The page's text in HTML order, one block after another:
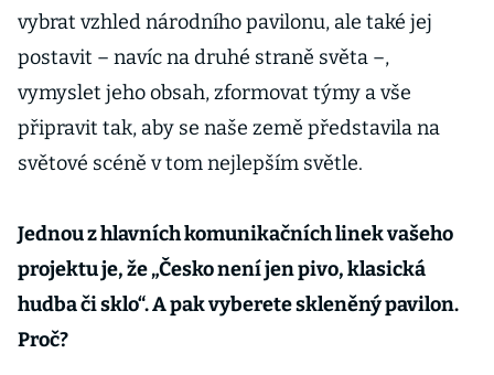
vybrat vzhled národního pavilonu, ale také jej
postavit – navíc na druhé straně světa –,
vymyslet jeho obsah, zformovat týmy a vše
připravit tak, aby se naše země představila na
světové scéně v tom nejlepším světle.
Jednou z hlavních komunikačních linek vašeho
projektu je, že „Česko není jen pivo, klasická
hudba či sklo“. A pak vyberete skleněný pavilon.
Proč?